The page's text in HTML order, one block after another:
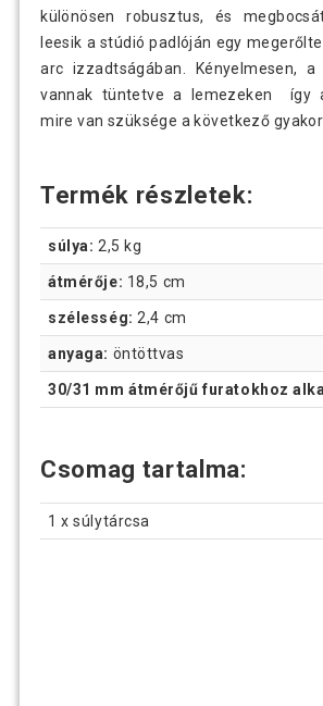
különösen robusztus, és
leesik a stúdió padlóján egy
arc izzadtságában. Kényelmesen,
vannak tüntetve a lemezeken így
mire van szüksége a következő
Termék részletek:
súlya: 2,5 kg
átmérője: 18,5 cm
szélesség: 2,4 cm
anyaga: öntöttvas
30/31 mm átmérőjű furatokhoz
Csomag tartalma:
1 x súlytárcsa